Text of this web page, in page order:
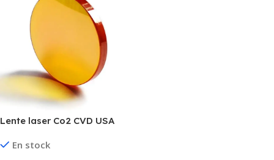
Lente laser Co2 CVD USA
50.8mm & 63.5mm
En stock